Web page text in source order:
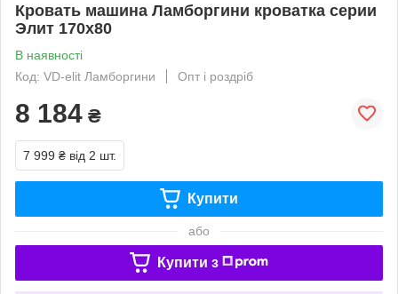
Кровать машина Ламборгини кроватка серии
Элит 170х80
В наявності
Код: VD-elit Ламборгини
Опт і роздріб
8 184 ₴
7 999 ₴ від 2 шт.
Купити
або
Купити з